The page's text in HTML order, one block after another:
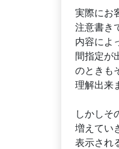
実際にお
注意書き
内容によ
間指定が
のときも
理解出来
しかしそ
増えてい
表示され